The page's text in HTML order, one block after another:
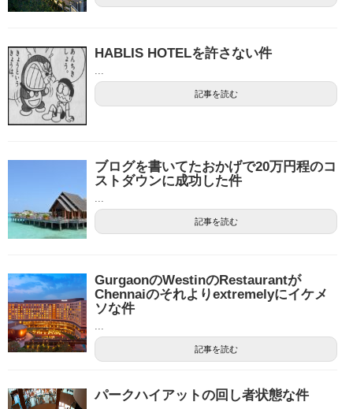
HABLIS HOTELを許さない件
記事を読む
ブログを書いてたおかげで20万円程のコ
ストダウンに成功した件
記事を読む
GurgaonのWestinのRestaurantが
Chennaiのそれよりextremelyにイケメ
ソな件
記事を読む
パークハイアットの回し者状態な件